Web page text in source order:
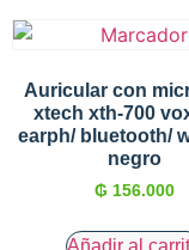
Auricular con
xtech xth-700
earph/ bluetooth/
negro
₲ 156.000
Añadir al